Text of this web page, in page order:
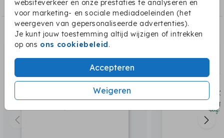
websiteverkeer en onze prestaties te analyseren en
voor marketing- en sociale mediadoeleinden (het
weergeven van gepersonaliseerde advertenties).
Je kunt jouw toestemming altijd wijzigen of intrekken
op ons ons cookiebeleid.
Accepteren
Weigeren
Collectie van Image de Julie
Dit vind je misschien ook leuk: